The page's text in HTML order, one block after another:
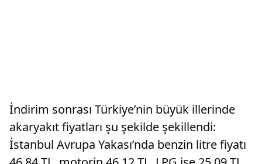
İndirim sonrası Türkiye’nin büyük illerinde
akaryakıt fiyatları şu şekilde şekillendi:
İstanbul Avrupa Yakası’nda benzin litre fiyatı